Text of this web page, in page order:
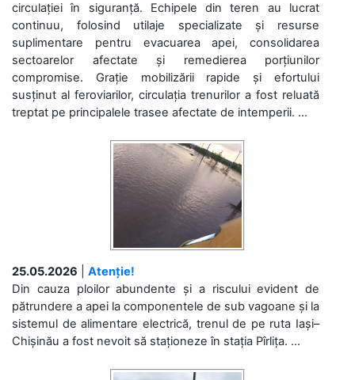
circulației în siguranță. Echipele din teren au lucrat
continuu, folosind utilaje specializate și resurse
suplimentare pentru evacuarea apei, consolidarea
sectoarelor afectate și remedierea porțiunilor
compromise. Grație mobilizării rapide și efortului
susținut al feroviarilor, circulația trenurilor a fost reluată
treptat pe principalele trasee afectate de intemperii. ...
25.05.2026
Atenție!
Din cauza ploilor abundente și a riscului evident de
pătrundere a apei la componentele de sub vagoane și la
sistemul de alimentare electrică, trenul de pe ruta Iași–
Chișinău a fost nevoit să staționeze în stația Pîrlița. ...